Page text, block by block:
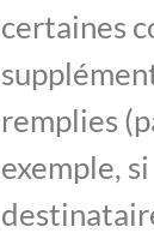
certaines
remplies
exemple,